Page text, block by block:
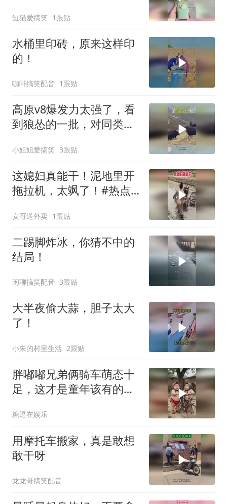
缸猫爱搞笑 1跟贴
水桶里印砖，原来这样印
的！
咖啡搞笑配音 1跟贴
高原v8爆发力太强了，看
到狼怂的一批，对同类感
小姐姐爱搞笑 3跟贴
这媳妇真能干！泥地里开
拖拉机，太飒了！#热点
安哥送外卖 1跟贴
二踢脚炸冰，你猜不中的
结局！
闲聊搞笑配音 3跟贴
大半夜偷大蒜，胆子太大
了！
小朱的村里生活 2跟贴
胖嘟嘟兄弟俩骑车萌态十
足，这才是童年该有的模
糖逗在娱乐
用摩托车搬家，真是敢想
敢干呀
龙龙哥搞笑配音